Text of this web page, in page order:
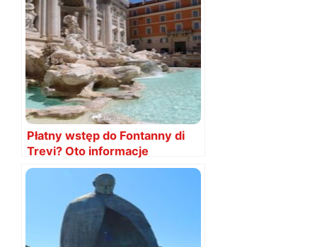
Płatny wstęp do Fontanny di
Trevi? Oto informacje